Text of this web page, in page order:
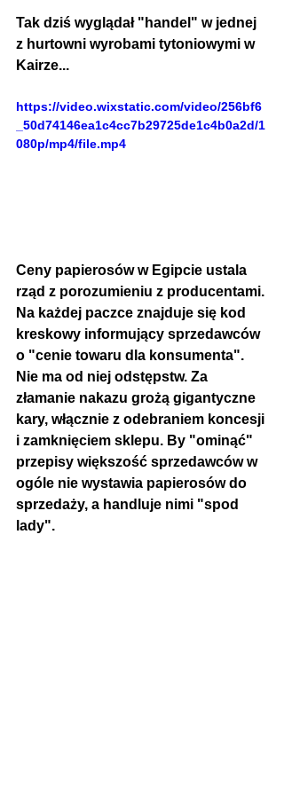
Tak dziś wyglądał "handel" w jednej
z hurtowni wyrobami tytoniowymi w
Kairze...
https://video.wixstatic.com/video/256bf6
_50d74146ea1c4cc7b29725de1c4b0a2d/1
080p/mp4/file.mp4
Ceny papierosów w Egipcie ustala
rząd z porozumieniu z producentami.
Na każdej paczce znajduje się kod
kreskowy informujący sprzedawców
o "cenie towaru dla konsumenta".
Nie ma od niej odstępstw. Za
złamanie nakazu grożą gigantyczne
kary, włącznie z odebraniem koncesji
i zamknięciem sklepu. By "ominąć"
przepisy większość sprzedawców w
ogóle nie wystawia papierosów do
sprzedaży, a handluje nimi "spod
lady".